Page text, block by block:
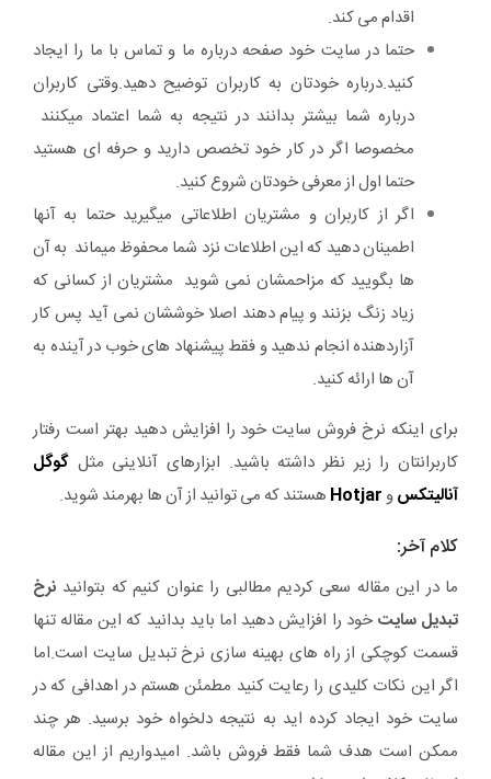
اقدام می کند.
حتما در سایت خود صفحه درباره ما و تماس با ما را ایجاد
کنید.درباره خودتان به کاربران توضیح دهید.وقتی کاربران
درباره شما بیشتر بدانند در نتیجه به شما اعتماد میکنند
مخصوصا اگر در کار خود تخصص دارید و حرفه ای هستید
حتما اول از معرفی خودتان شروع کنید.
اگر از کاربران و مشتریان اطلاعاتی میگیرید حتما به آنها
اطمینان دهید که این اطلاعات نزد شما محفوظ میماند به آن
ها بگویید که مزاحمشان نمی شوید مشتریان از کسانی که
زیاد زنگ بزنند و پیام دهند اصلا خوششان نمی آید پس کار
آزاردهنده انجام ندهید و فقط پیشنهاد های خوب در آینده به
آن ها ارائه کنید.
برای اینکه نرخ فروش سایت خود را افزایش دهید بهتر است رفتار
کاربرانتان را زیر نظر داشته باشید. ابزارهای آنلاینی مثل گوگل
آنالیتکسو Hotjar هستند که می توانید از آن ها بهرمند شوید.
کلام آخر:
ما در این مقاله سعی کردیم مطالبی را عنوان کنیم که بتوانید نرخ
تبدیل سایت خود را افزایش دهید اما باید بدانید که این مقاله تنها
قسمت کوچکی از راه های بهینه سازی نرخ تبدیل سایت است.اما
اگر این نکات کلیدی را رعایت کنید مطمئن هستم در اهدافی که در
سایت خود ایجاد کرده اید به نتیجه دلخواه خود برسید. هر چند
ممکن است هدف شما فقط فروش باشد. امیدواریم از این مقاله